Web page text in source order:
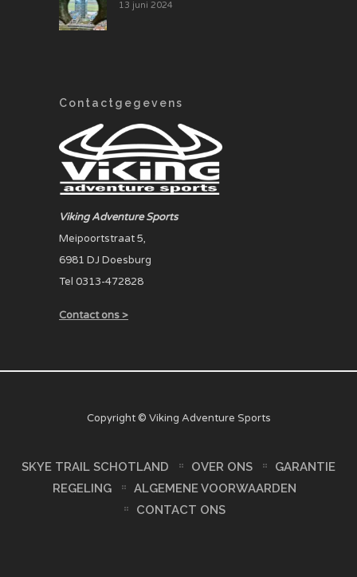
13 juni 2024
Contactgegevens
Viking Adventure Sports
Meipoortstraat 5,
6981 DJ Doesburg
Tel 0313-472828
Contact ons >
Copyright © Viking Adventure Sports
SKYE TRAIL SCHOTLAND OVER ONS
GARANTIE
REGELING
ALGEMENE VOORWAARDEN
CONTACT ONS